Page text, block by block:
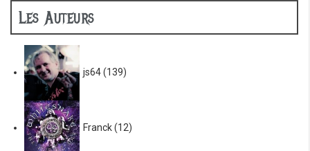
Les Auteurs
js64(139)
Franck(12)